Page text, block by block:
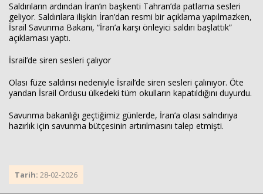
Saldırıların ardından İran’ın başkenti Tahran’da patlama sesleri
geliyor. Saldırılara ilişkin İran’dan resmi bir açıklama yapılmazken,
İsrail Savunma Bakanı, “İran’a karşı önleyici saldırı başlattık”
açıklaması yaptı.
İsrail’de siren sesleri çalıyor
Olası füze saldırısı nedeniyle İsrail’de siren sesleri çalınıyor. Öte
yandan İsrail Ordusu ülkedeki tüm okulların kapatıldığını duyurdu.
Savunma bakanlığı geçtiğimiz günlerde, İran’a olası salndırıya
hazırlık için savunma bütçesinin artırılmasını talep etmişti.
Tarih: 28-02-2026